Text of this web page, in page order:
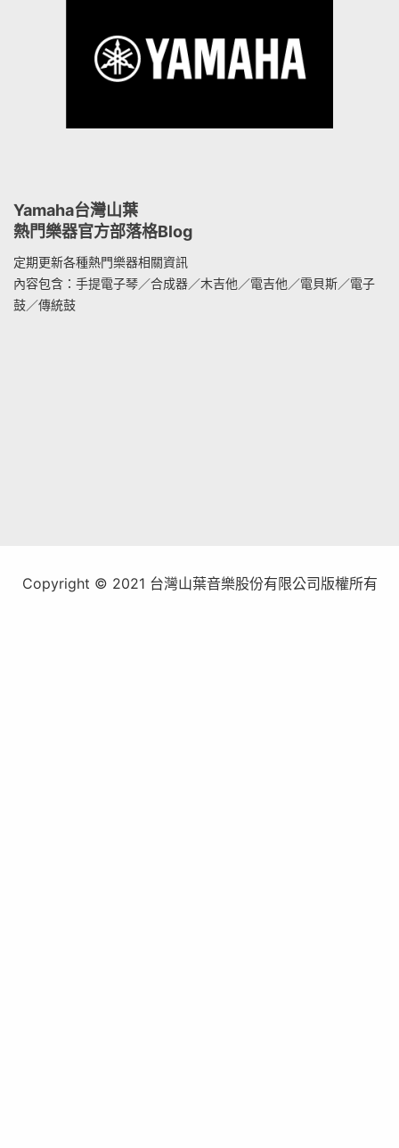
Yamaha台灣山葉
熱門樂器官方部落格Blog
定期更新各種熱門樂器相關資訊
內容包含：手提電子琴／合成器／木吉他／電吉他／電貝斯／電子
鼓／傳統鼓
Copyright © 2021 台灣山葉音樂股份有限公司版權所有